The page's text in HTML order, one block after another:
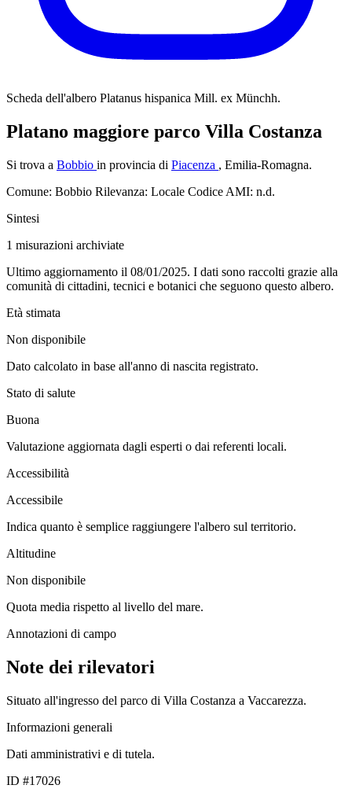
Scheda dell'albero Platanus hispanica Mill. ex Münchh.
Platano maggiore parco Villa Costanza
Si trova a Bobbio in provincia di Piacenza , Emilia-Romagna.
Comune: Bobbio Rilevanza: Locale Codice AMI: n.d.
Sintesi
1 misurazioni archiviate
Ultimo aggiornamento il 08/01/2025. I dati sono raccolti grazie alla
comunità di cittadini, tecnici e botanici che seguono questo albero.
Età stimata
Non disponibile
Dato calcolato in base all'anno di nascita registrato.
Stato di salute
Buona
Valutazione aggiornata dagli esperti o dai referenti locali.
Accessibilità
Accessibile
Indica quanto è semplice raggiungere l'albero sul territorio.
Altitudine
Non disponibile
Quota media rispetto al livello del mare.
Annotazioni di campo
Note dei rilevatori
Situato all'ingresso del parco di Villa Costanza a Vaccarezza.
Informazioni generali
Dati amministrativi e di tutela.
ID #17026